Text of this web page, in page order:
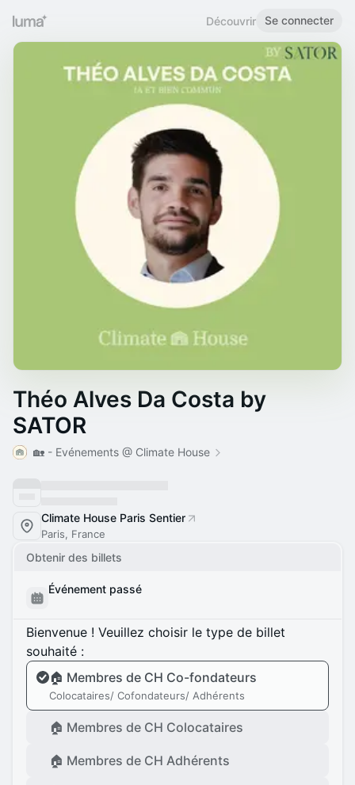
Découvrir Se connecter
Théo Alves Da Costa by
SATOR
🏡 - Evénements @ Climate House
Climate House Paris Sentier
Paris, France
Obtenir des billets
Événement passé
Bienvenue ! Veuillez choisir le type de billet
souhaité :
🏠 Membres de CH Co-fondateurs
Colocataires/ Cofondateurs/ Adhérents
🏠 Membres de CH Colocataires
🏠 Membres de CH Adhérents